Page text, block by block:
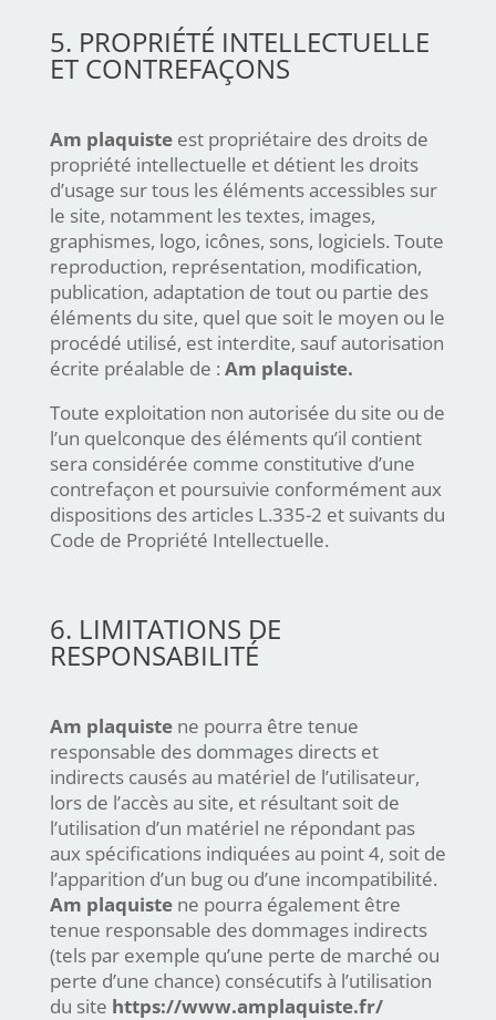
5. PROPRIÉTÉ INTELLECTUELLE
ET CONTREFAÇONS
Am plaquisteest propriétaire des droits de
propriété intellectuelle et détient les droits
d’usage sur tous les éléments accessibles sur
le site, notamment les textes, images,
graphismes, logo, icônes, sons, logiciels. Toute
reproduction, représentation, modification,
publication, adaptation de tout ou partie des
éléments du site, quel que soit le moyen ou le
procédé utilisé, est interdite, sauf autorisation
écrite préalable de : Am plaquiste.
Toute exploitation non autorisée du site ou de
l’un quelconque des éléments qu’il contient
sera considérée comme constitutive d’une
contrefaçon et poursuivie conformément aux
dispositions des articles L.335-2 et suivants du
Code de Propriété Intellectuelle.
6. LIMITATIONS DE
RESPONSABILITÉ
Am plaquiste ne pourra être tenue
responsable des dommages directs et
indirects causés au matériel de l’utilisateur,
lors de l’accès au site, et résultant soit de
l’utilisation d’un matériel ne répondant pas
aux spécifications indiquées au point 4, soit de
l’apparition d’un bug ou d’une incompatibilité.
Am plaquistene pourra également être
tenue responsable des dommages indirects
(tels par exemple qu’une perte de marché ou
perte d’une chance) consécutifs à l’utilisation
du site https://www.amplaquiste.fr/